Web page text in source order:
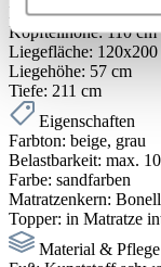
Abmessung
Breite: 120 cm
Höhe: 110 cm
Kopfteilhöhe: 110 cm
Liegefläche: 120x200
Liegehöhe:
Tiefe: 211 cm
Eigenschaften
Farbton: beige, grau
Belastbarkeit: max.
Farbe: sandfarben
Matratzenkern:
Topper: in Matratze